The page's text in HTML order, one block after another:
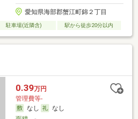
愛知県海部郡蟹江町錦２丁目
駐車場(近隣含) 駅から徒歩20分以内
0.39万円
管理費等-
なし
なし